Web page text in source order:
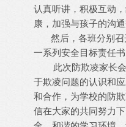
认真听讲，积极互动
康，加强与孩子的沟
然后，各班分别召
一系列安全目标责任
此次防欺凌家长会
于欺凌问题的认识和
和合作，为学校的防
信在大家的共同努力